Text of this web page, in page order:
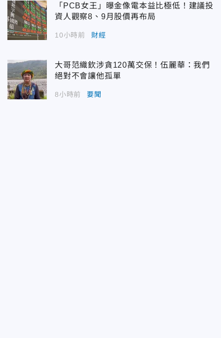
「PCB女王」曝金像電本益比極低！建議投
資人觀察8、9月股價再布局
10小時前 財經
大哥范織欽涉貪120萬交保！伍麗華：我們
絕對不會讓他孤單
8小時前 要聞